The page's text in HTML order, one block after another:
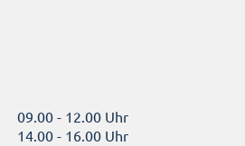
09.00 - 12.00 Uhr
14.00 - 16.00 Uhr